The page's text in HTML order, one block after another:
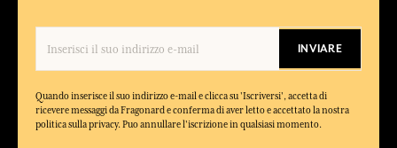
INVIARE
Quando inserisce il suo indirizzo e-mail e clicca su 'Iscriversi', accetta di
ricevere messaggi da Fragonard e conferma di aver letto e accettato la nostra
politica sulla privacy. Puo annullare l'iscrizione in qualsiasi momento.